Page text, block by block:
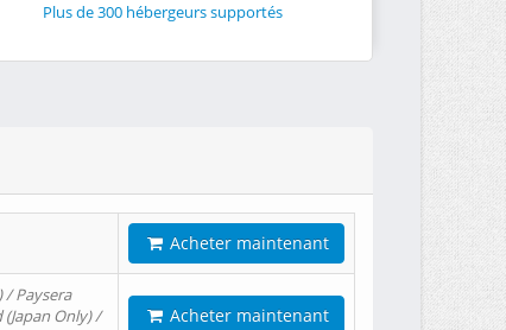
Plus de 300 hébergeurs supportés
Acheter maintenant
/ Paysera
Only) /
Acheter maintenant